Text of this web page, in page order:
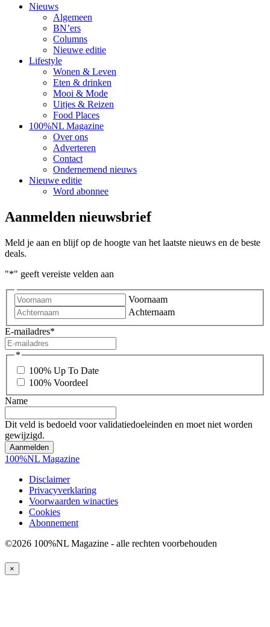
Nieuws
Algemeen
BN’ers
Columns
Nieuwe editie
Lifestyle
Wonen & Leven
Eten & drinken
Mooi & Mode
Uitjes & Reizen
Food Places
100%NL Magazine
Over ons
Adverteren
Contact
Ondernemend nieuws
Nieuwe editie
Word abonnee
Aanmelden nieuwsbrief
Meld je aan en blijf op de hoogte van het laatste nieuws en de beste
deals.
"*" geeft vereiste velden aan
Voornaam
Achternaam
E-mailadres*
*
100% Up To Date
100% Voordeel
Name
Dit veld is bedoeld voor validatiedoeleinden en moet niet worden
gewijzigd.
100%NL Magazine
Disclaimer
Privacyverklaring
Voorwaarden winacties
Cookies
Abonnement
©2026 100%NL Magazine - alle rechten voorbehouden
×